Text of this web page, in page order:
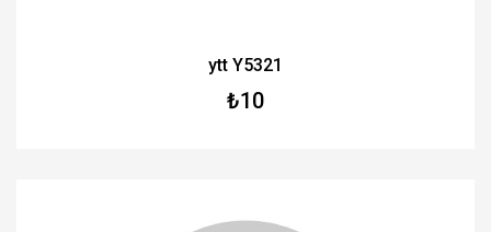
ytt Y5321
₺10